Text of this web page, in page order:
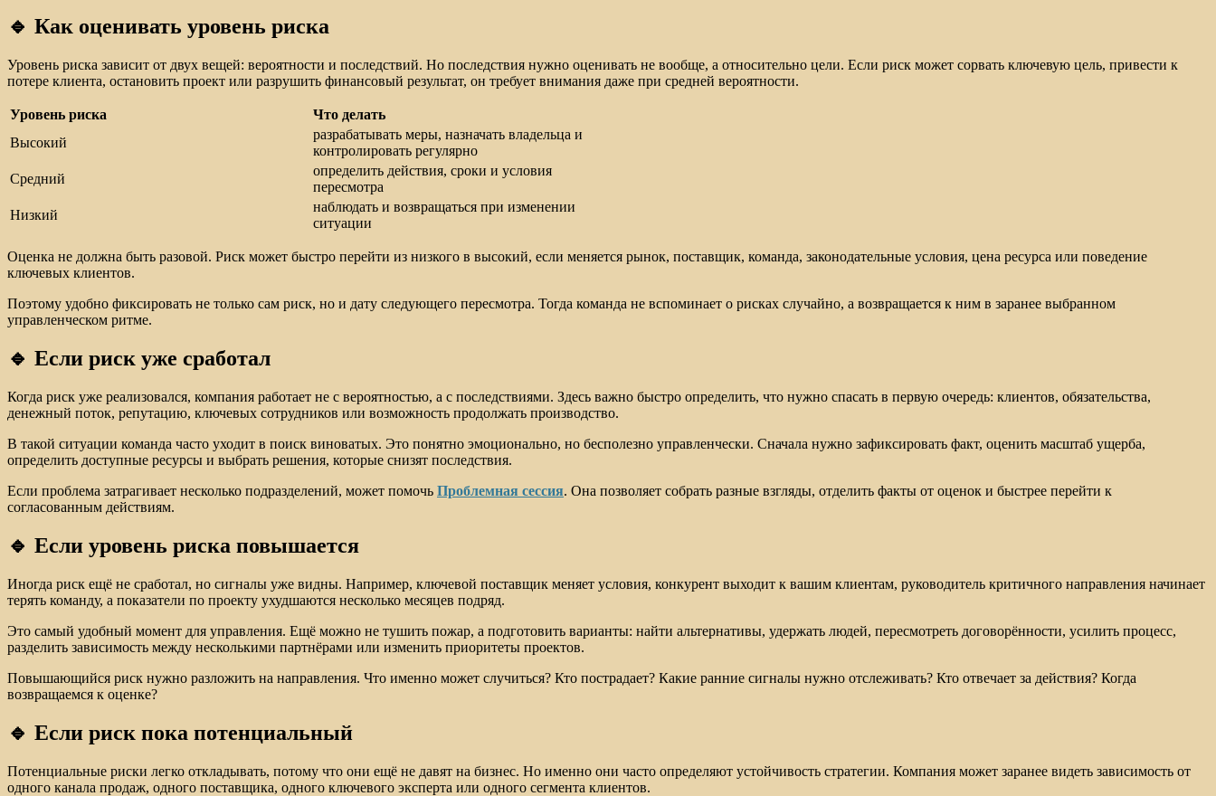
🔹 Как оценивать уровень риска
Уровень риска зависит от двух вещей: вероятности и последствий. Но последствия нужно оценивать не вообще, а относительно цели. Если риск может сорвать ключевую цель, привести к
потере клиента, остановить проект или разрушить финансовый результат, он требует внимания даже при средней вероятности.
Уровень риска
Что делать
Высокий
разрабатывать меры, назначать владельца и
контролировать регулярно
Средний
определить действия, сроки и условия
пересмотра
Низкий
наблюдать и возвращаться при изменении
ситуации
Оценка не должна быть разовой. Риск может быстро перейти из низкого в высокий, если меняется рынок, поставщик, команда, законодательные условия, цена ресурса или поведение
ключевых клиентов.
Поэтому удобно фиксировать не только сам риск, но и дату следующего пересмотра. Тогда команда не вспоминает о рисках случайно, а возвращается к ним в заранее выбранном
управленческом ритме.
🔹 Если риск уже сработал
Когда риск уже реализовался, компания работает не с вероятностью, а с последствиями. Здесь важно быстро определить, что нужно спасать в первую очередь: клиентов, обязательства,
денежный поток, репутацию, ключевых сотрудников или возможность продолжать производство.
В такой ситуации команда часто уходит в поиск виноватых. Это понятно эмоционально, но бесполезно управленчески. Сначала нужно зафиксировать факт, оценить масштаб ущерба,
определить доступные ресурсы и выбрать решения, которые снизят последствия.
Если проблема затрагивает несколько подразделений, может помочь Проблемная сессия. Она позволяет собрать разные взгляды, отделить факты от оценок и быстрее перейти к
согласованным действиям.
🔹 Если уровень риска повышается
Иногда риск ещё не сработал, но сигналы уже видны. Например, ключевой поставщик меняет условия, конкурент выходит к вашим клиентам, руководитель критичного направления начинает
терять команду, а показатели по проекту ухудшаются несколько месяцев подряд.
Это самый удобный момент для управления. Ещё можно не тушить пожар, а подготовить варианты: найти альтернативы, удержать людей, пересмотреть договорённости, усилить процесс,
разделить зависимость между несколькими партнёрами или изменить приоритеты проектов.
Повышающийся риск нужно разложить на направления. Что именно может случиться? Кто пострадает? Какие ранние сигналы нужно отслеживать? Кто отвечает за действия? Когда
возвращаемся к оценке?
🔹 Если риск пока потенциальный
Потенциальные риски легко откладывать, потому что они ещё не давят на бизнес. Но именно они часто определяют устойчивость стратегии. Компания может заранее видеть зависимость от
одного канала продаж, одного поставщика, одного ключевого эксперта или одного сегмента клиентов.